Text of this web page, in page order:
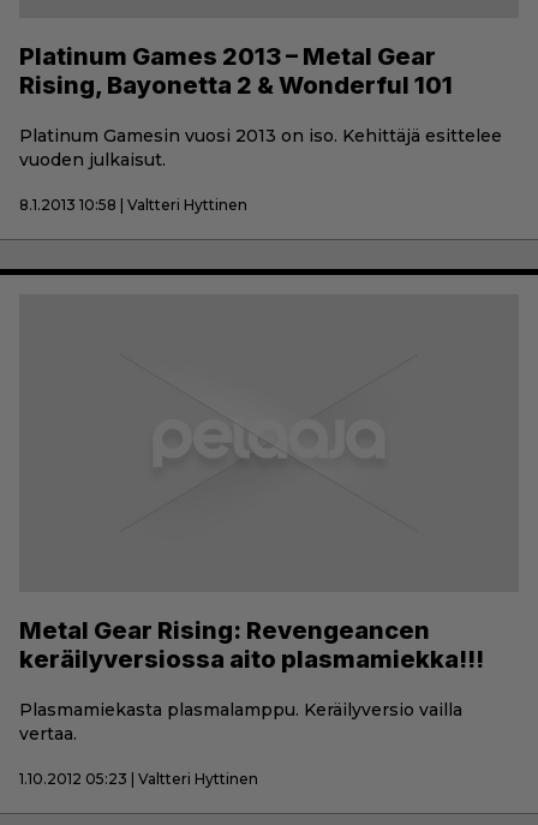
Platinum Games 2013 – Metal Gear
Rising, Bayonetta 2 & Wonderful 101
Platinum Gamesin vuosi 2013 on iso. Kehittäjä esittelee
vuoden julkaisut.
8.1.2013 10:58 | Valtteri Hyttinen
Metal Gear Rising: Revengeancen
keräilyversiossa aito plasmamiekka!!!
Plasmamiekasta plasmalamppu. Keräilyversio vailla
vertaa.
1.10.2012 05:23 | Valtteri Hyttinen